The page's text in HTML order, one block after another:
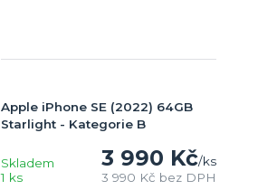
Apple iPhone SE (2022) 64GB
Starlight - Kategorie B
3 990 Kč/ks
3 990 Kč bez DPH
Skladem
1 ks